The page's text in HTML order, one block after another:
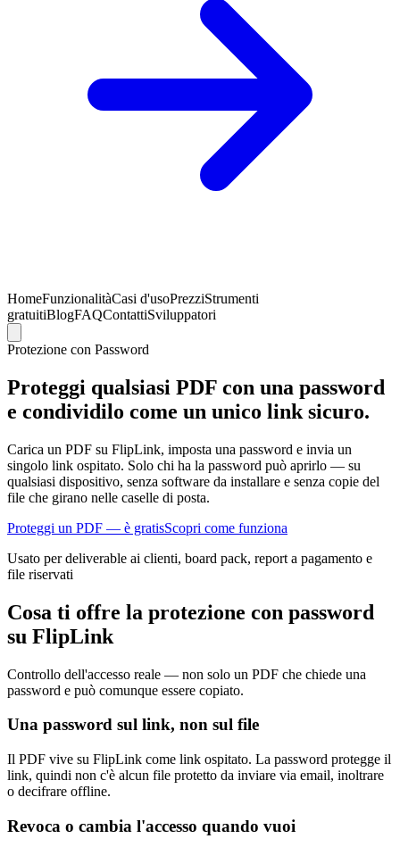
HomeFunzionalitàCasi d'usoPrezziStrumenti
gratuitiBlogFAQContattiSviluppatori
Protezione con Password
Proteggi qualsiasi PDF con una password
e condividilo come un unico link sicuro.
Carica un PDF su FlipLink, imposta una password e invia un
singolo link ospitato. Solo chi ha la password può aprirlo — su
qualsiasi dispositivo, senza software da installare e senza copie del
file che girano nelle caselle di posta.
Proteggi un PDF — è gratisScopri come funziona
Usato per deliverable ai clienti, board pack, report a pagamento e
file riservati
Cosa ti offre la protezione con password
su FlipLink
Controllo dell'accesso reale — non solo un PDF che chiede una
password e può comunque essere copiato.
Una password sul link, non sul file
Il PDF vive su FlipLink come link ospitato. La password protegge il
link, quindi non c'è alcun file protetto da inviare via email, inoltrare
o decifrare offline.
Revoca o cambia l'accesso quando vuoi